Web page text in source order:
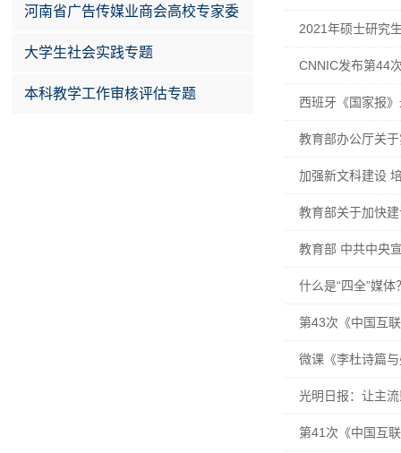
河南省广告传媒业商会高校专家委
员会
大学生社会实践专题
本科教学工作审核评估专题
2021年硕士研究
CNNIC发布第44
西班牙《国家报
教育部办公厅关
加强新文科建设
教育部关于加快
教育部 中共中央
什么是“四全”媒体
第43次《中国互
微课《李杜诗篇
光明日报：让主
第41次《中国互